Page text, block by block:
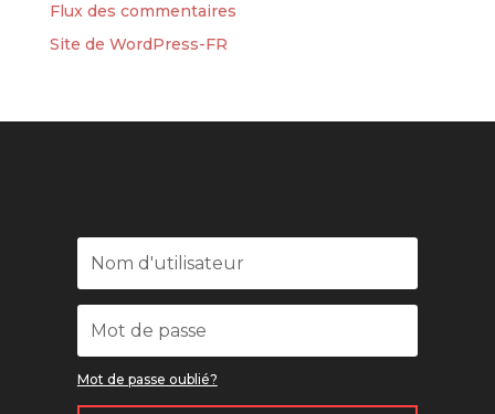
Flux des commentaires
Site de WordPress-FR
Mot de passe oublié?